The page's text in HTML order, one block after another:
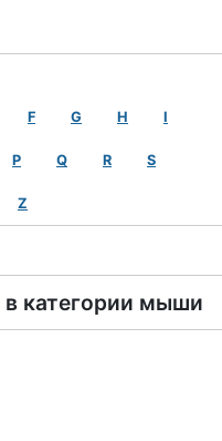
F G H I
P Q R S
Z
в категории мыши